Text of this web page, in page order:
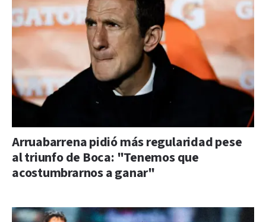
Arruabarrena pidió más regularidad pese
al triunfo de Boca: "Tenemos que
acostumbrarnos a ganar"